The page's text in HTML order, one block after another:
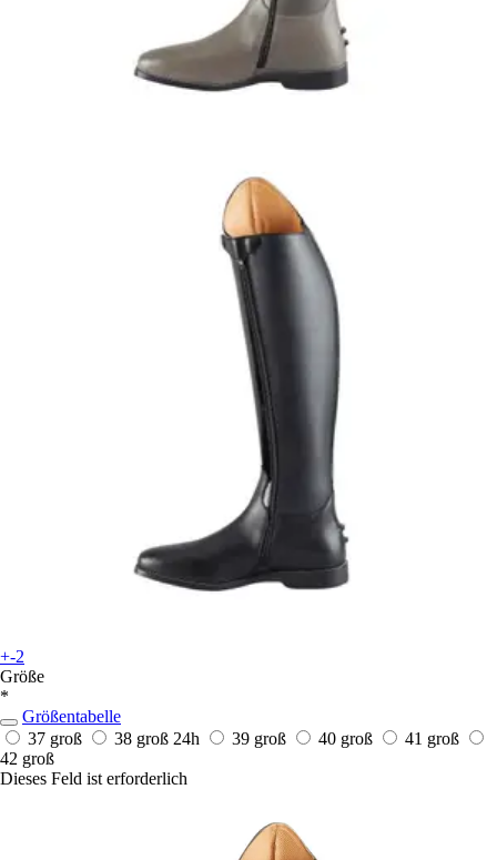
+-2
Größe
*
Größentabelle
37 groß
38 groß 24h 39 groß 40 groß
41 groß
42 groß
Dieses Feld ist erforderlich